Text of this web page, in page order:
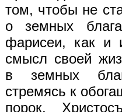
том, чтобы не
о земных
фарисеи, как и
смысл своей
в земных
стремясь к
порок, Христосъ